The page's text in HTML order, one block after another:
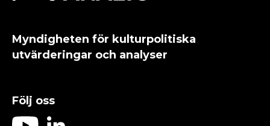
Myndigheten för kulturpolitiska
utvärderingar och analyser
Följ oss